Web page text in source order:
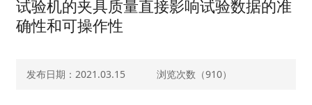
试验机的夹具质量直接影响试验数据的准
确性和可操作性
发布日期：2021.03.15 浏览次数（910）